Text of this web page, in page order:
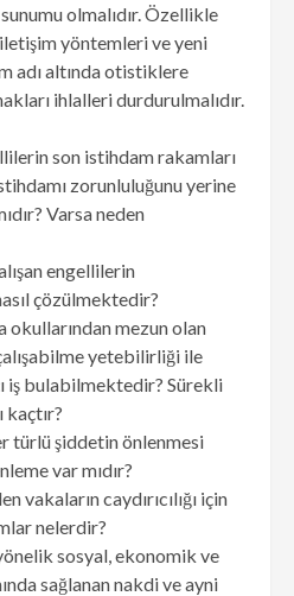
olmalıdır. Özellikle
yöntemleri ve yeni
adı altında otistiklere
ihlalleri durdurulmalıdır.
son istihdam rakamları
zorunluluğunu yerine
Varsa neden
engellilerin
çözülmektedir?
mezun olan
yetebilirliği ile
iş bulabilmektedir? Sürekli
kaçtır?
türlü şiddetin önlenmesi
var mıdır?
vakaların caydırıcılığı için
nelerdir?
sosyal, ekonomik ve
sağlanan nakdi ve ayni